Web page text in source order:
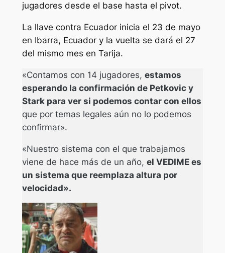
jugadores desde el base hasta el pivot.
La llave contra Ecuador inicia el 23 de mayo
en Ibarra, Ecuador y la vuelta se dará el 27
del mismo mes en Tarija.
«Contamos con 14 jugadores, estamos
esperando la confirmación de Petkovic y
Stark para ver si podemos contar con ellos
que por temas legales aún no lo podemos
confirmar».
«Nuestro sistema con el que trabajamos
viene de hace más de un año, el VEDIME es
un sistema que reemplaza altura por
velocidad».